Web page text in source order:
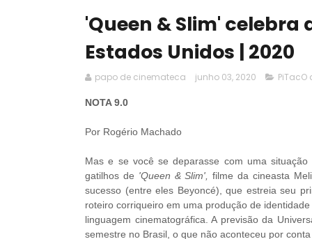
'Queen & Slim'
Estados Unidos | 2020
papo de cinemateca junho 03, 2020 PiTacO
NOTA 9.0
Por Rogério Machado
Mas e se você se deparasse com uma
gatilhos de 'Queen & Slim', filme da cineasta
sucesso (entre eles Beyoncé), que estreia seu
roteiro corriqueiro em uma produção de
linguagem cinematográfica. A previsão da
semestre no Brasil, o que não aconteceu por conta